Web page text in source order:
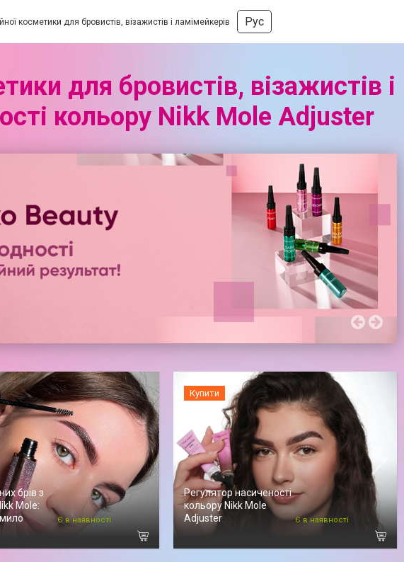
косметики для бровистів, візажистів і ламімейкерів Рус
для бровистів, візажистів і
кольору Nikk Mole Adjuster
брів з
Mole:
мило
Є в наявності
Купити
Регулятор насиченості
кольору Nikk Mole
Adjuster
Є в наявності